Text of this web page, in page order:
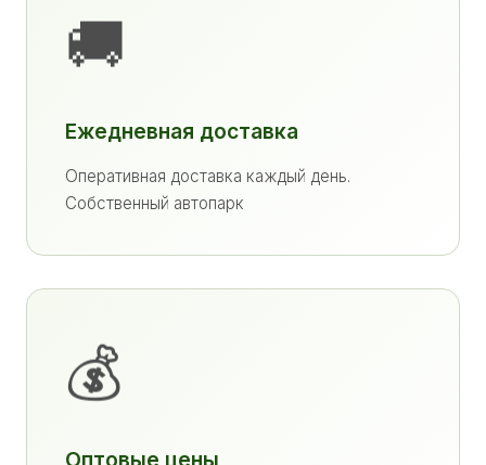
🚚
Ежедневная доставка
Оперативная доставка каждый день.
Собственный автопарк
💰
Оптовые цены